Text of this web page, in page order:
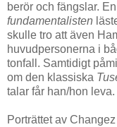
berör och fängslar.
fundamentalisten
skulle tro att även
huvudpersonerna i
tonfall. Samtidigt
om den klassiska
talar får han/hon leva.
Porträttet av